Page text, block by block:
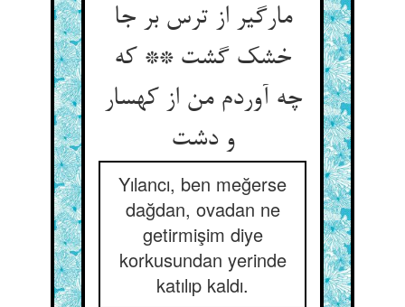
مارگیر از ترس بر جا
خشک گشت ** که
چه آوردم من از کهسار
و دشت
Yılancı, ben meğerse
dağdan, ovadan ne
getirmişim diye
korkusundan yerinde
katılıp kaldı.